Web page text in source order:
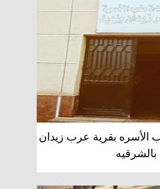
بقرية عرب زيدان
بالشرقيه